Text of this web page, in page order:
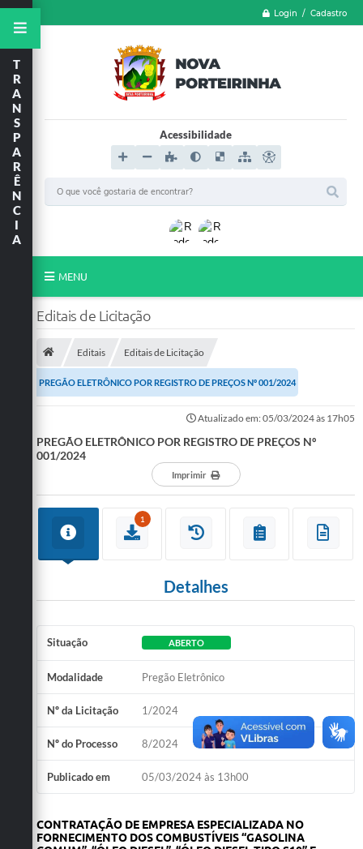
Login / Cadastro
Acessibilidade
MENU
LGPD
FORMULÁRIOS
A Cidade
Governo
Transparência
Galeria de Fotos
Obras
Arquivos para Download
Audiências Públicas
Ouvidoria
Contratos
Galeria de Vídeos
T
R
A
N
S
P
A
R
Ê
N
C
I
A
Editais de Licitação
Editais Editais de Licitação
PREGÃO ELETRÔNICO POR REGISTRO DE PREÇOS Nº 001/2024
Atualizado em: 05/03/2024 às 17h05
PREGÃO ELETRÔNICO POR REGISTRO DE PREÇOS Nº
001/2024
Imprimir
1
Detalhes
Situação ABERTO
Modalidade Pregão Eletrônico
Nº da Licitação 1/2024
Nº do Processo 8/2024
Publicado em 05/03/2024 às 13h00
CONTRATAÇÃO DE EMPRESA ESPECIALIZADA NO
FORNECIMENTO DOS COMBUSTÍVEIS “GASOLINA